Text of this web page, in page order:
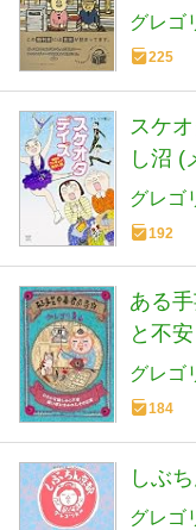
グレゴ
225
スケ
し沼 (
エッ
グレゴ
192
ある
と不
グレゴ
184
しぶ
グレゴ